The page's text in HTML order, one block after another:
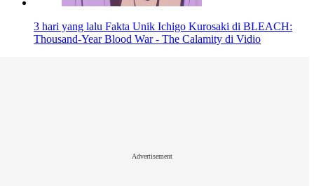
3 hari yang lalu Fakta Unik Ichigo Kurosaki di BLEACH:
Thousand-Year Blood War - The Calamity di Vidio
Advertisement